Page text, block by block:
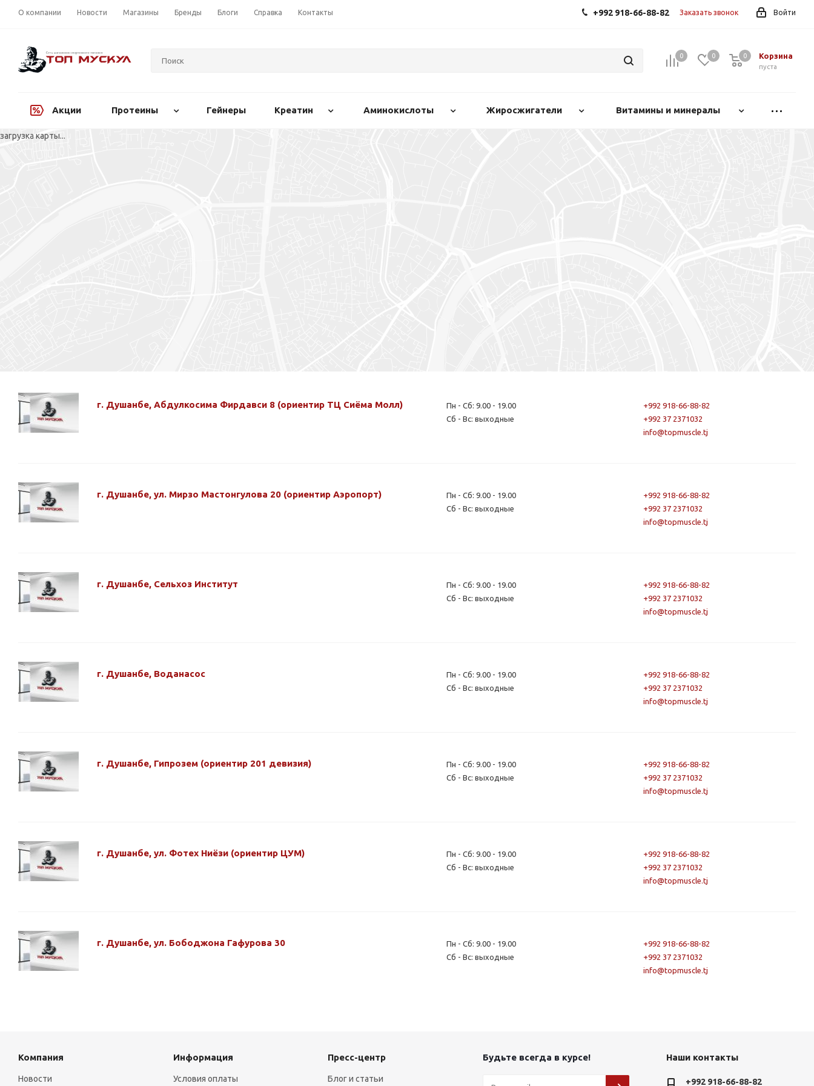
О компании Новости Магазины Бренды Блоги Справка Контакты Войти
+992 918-66-88-82 Заказать звонок
0 0 Корзина
0
пуста
0
Акции Протеины Гейнеры Креатин Аминокислоты Жиросжигатели Витамины и минералы
загрузка карты...
г. Душанбе, Абдулкосима Фирдавси 8 (ориентир ТЦ Сиёма Молл)
Пн - Сб: 9.00 - 19.00
Сб - Вс: выходные
+992 918-66-88-82
+992 37 2371032
info@topmuscle.tj
г. Душанбе, ул. Мирзо Мастонгулова 20 (ориентир Аэропорт)
Пн - Сб: 9.00 - 19.00
Сб - Вс: выходные
+992 918-66-88-82
+992 37 2371032
info@topmuscle.tj
г. Душанбе, Сельхоз Институт
Пн - Сб: 9.00 - 19.00
Сб - Вс: выходные
+992 918-66-88-82
+992 37 2371032
info@topmuscle.tj
г. Душанбе, Воданасос
Пн - Сб: 9.00 - 19.00
Сб - Вс: выходные
+992 918-66-88-82
+992 37 2371032
info@topmuscle.tj
г. Душанбе, Гипрозем (ориентир 201 девизия)
Пн - Сб: 9.00 - 19.00
Сб - Вс: выходные
+992 918-66-88-82
+992 37 2371032
info@topmuscle.tj
г. Душанбе, ул. Фотех Ниёзи (ориентир ЦУМ)
Пн - Сб: 9.00 - 19.00
Сб - Вс: выходные
+992 918-66-88-82
+992 37 2371032
info@topmuscle.tj
г. Душанбе, ул. Бободжона Гафурова 30
Пн - Сб: 9.00 - 19.00
Сб - Вс: выходные
+992 918-66-88-82
+992 37 2371032
info@topmuscle.tj
Компания
Новости
Информация
Условия оплаты
Пресс-центр
Блог и статьи
Будьте всегда в курсе! Наши контакты
+992 918-66-88-82